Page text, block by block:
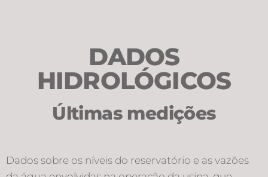
DADOS
HIDROLÓGICOS
Últimas medições
Dados sobre os níveis do reservatório e as vazões